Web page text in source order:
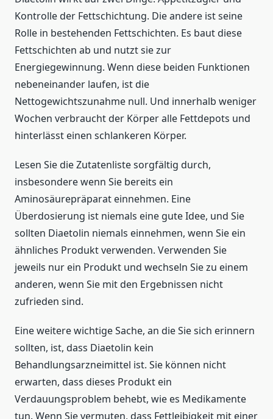
Kontrolle der Fettschichtung. Die andere ist seine
Rolle in bestehenden Fettschichten. Es baut diese
Fettschichten ab und nutzt sie zur
Energiegewinnung. Wenn diese beiden Funktionen
nebeneinander laufen, ist die
Nettogewichtszunahme null. Und innerhalb weniger
Wochen verbraucht der Körper alle Fettdepots und
hinterlässt einen schlankeren Körper.
Lesen Sie die Zutatenliste sorgfältig durch,
insbesondere wenn Sie bereits ein
Aminosäurepräparat einnehmen. Eine
Überdosierung ist niemals eine gute Idee, und Sie
sollten Diaetolin niemals einnehmen, wenn Sie ein
ähnliches Produkt verwenden. Verwenden Sie
jeweils nur ein Produkt und wechseln Sie zu einem
anderen, wenn Sie mit den Ergebnissen nicht
zufrieden sind.
Eine weitere wichtige Sache, an die Sie sich erinnern
sollten, ist, dass Diaetolin kein
Behandlungsarzneimittel ist. Sie können nicht
erwarten, dass dieses Produkt ein
Verdauungsproblem behebt, wie es Medikamente
tun. Wenn Sie vermuten, dass Fettleibigkeit mit einer